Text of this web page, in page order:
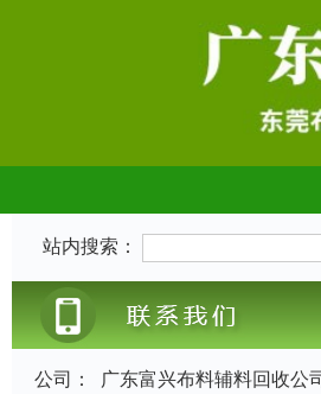
站内搜索：
公司：
广东富兴布料辅料回收公